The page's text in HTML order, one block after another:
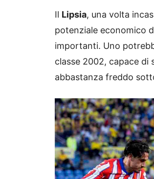
Il Lipsia, una volta
potenziale economico
importanti. Uno
classe 2002, capace di
abbastanza freddo